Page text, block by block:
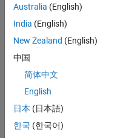
empleos
en su
zona.
Principal Identity
Engineer - AD
US-MA-Natick
Australia (English)
India (English)
New Zealand (English)
中国
简体中文
English
日本 (日本語)
한국 (한국어)